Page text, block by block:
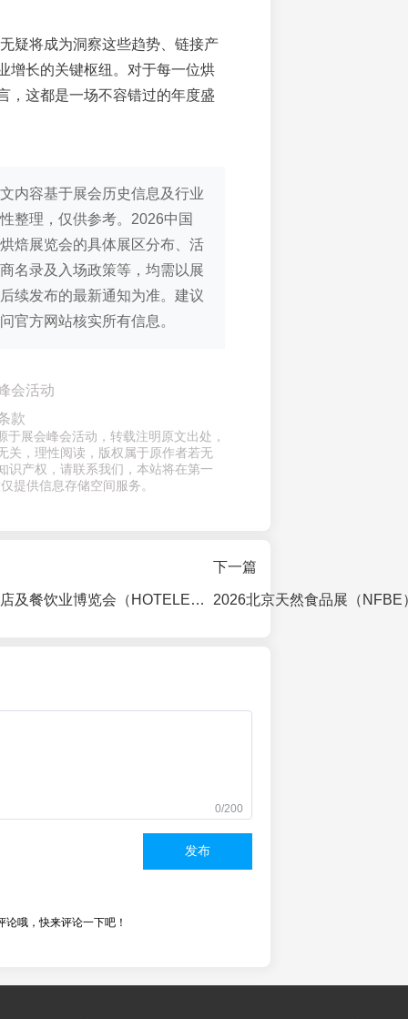
疑将成为洞察这些趋势、链接产
增长的关键枢纽。对于每一位烘
，这都是一场不容错过的年度盛
内容基于展会历史信息及行业
整理，仅供参考。2026中国
焙展览会的具体展区分布、活
名录及入场政策等，均需以展
续发布的最新通知为准。建议
官方网站核实所有信息。
会活动
款
于展会峰会活动，转载注明原文出处，
关，理性阅读，版权属于原作者若无
识产权，请联系我们，本站将在第一
提供信息存储空间服务。
2027上海国际酒店及餐饮业博览会（HOTELEX SHANGHAI）前瞻：规模再创新高，聚焦绿色与智能
下一篇
0/200
发布
论哦，快来评论一下吧！